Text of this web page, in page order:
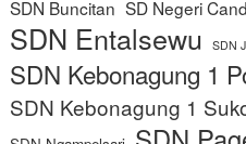
SDN Buncitan SD Negeri
SDN Entalsewu SDN
SDN Kebonagung 1
SDN Kebonagung 1